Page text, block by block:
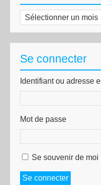
Archives
Se connecter
Identifiant ou adresse
Mot de passe
Se souvenir de moi
Se connecter